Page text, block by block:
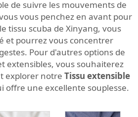
de suivre les mouvements de
vous penchez en avant pour
tissu scuba de Xinyang, vous
et pourrez vous concentrer
Pour d'autres options de
extensibles, vous souhaiterez
explorer notre Tissu extensible
offre une excellente souplesse.